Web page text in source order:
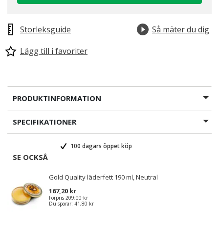
Storleksguide
Så mäter du dig
Lägg till i favoriter
PRODUKTINFORMATION
SPECIFIKATIONER
100 dagars öppet köp
SE OCKSÅ
Gold Quality läderfett 190 ml, Neutral
167,20 kr
Förpris 209,00 kr
Du sparar: 41,80 kr